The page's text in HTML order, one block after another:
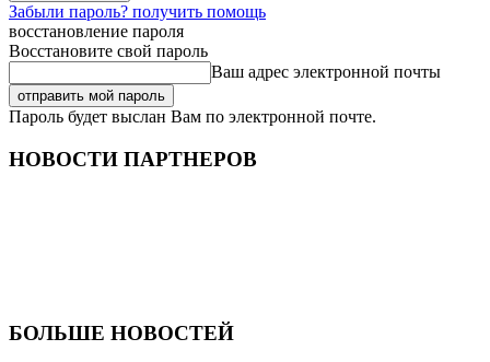
Забыли пароль? получить помощь
восстановление пароля
Восстановите свой пароль
Ваш адрес электронной почты
Пароль будет выслан Вам по электронной почте.
НОВОСТИ ПАРТНЕРОВ
БОЛЬШЕ НОВОСТЕЙ